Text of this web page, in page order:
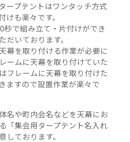
ープテントはワンタッチ方式
けも楽々です。
秒で組み立て・片付けができ
だいております。
幕を取り付ける作業が必要に
ームに天幕を取り付けていた
フレームに天幕を取り付けた
ますので設置作業が楽々で
名や町内会名などを天幕にお
「集会用タープテント名入れ
しております。